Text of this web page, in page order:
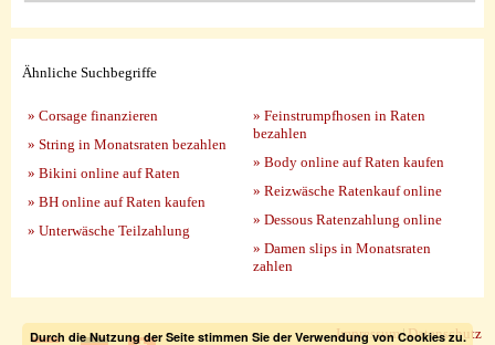
Ähnliche Suchbegriffe
» Corsage finanzieren
» String in Monatsraten bezahlen
» Bikini online auf Raten
» BH online auf Raten kaufen
» Unterwäsche Teilzahlung
» Feinstrumpfhosen in Raten
bezahlen
» Body online auf Raten kaufen
» Reizwäsche Ratenkauf online
» Dessous Ratenzahlung online
» Damen slips in Monatsraten
zahlen
Impressum|Datenschutz
Durch die Nutzung der Seite stimmen Sie der Verwendung von Cookies zu.